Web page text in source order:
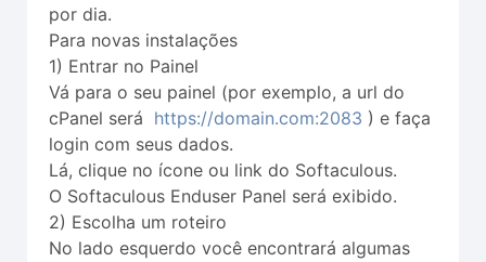
por dia.
Para novas instalações
1) Entrar no Painel
Vá para o seu painel (por exemplo, a url do
cPanel será https://domain.com:2083 ) e faça
login com seus dados.
Lá, clique no ícone ou link do Softaculous.
O Softaculous Enduser Panel será exibido.
2) Escolha um roteiro
No lado esquerdo você encontrará algumas